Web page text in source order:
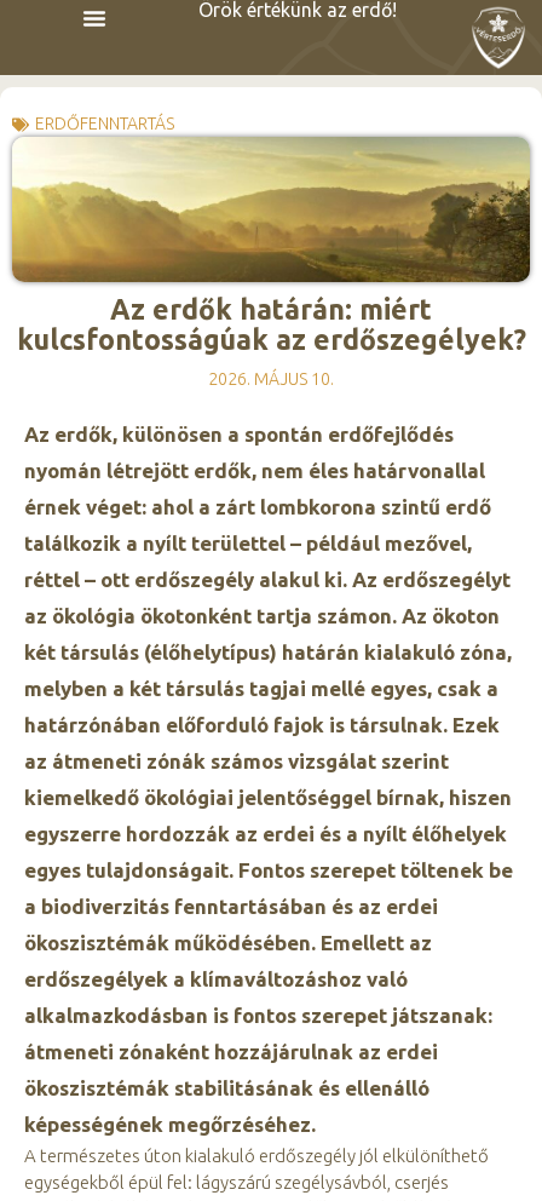
Örök értékünk az erdő!
ERDŐFENNTARTÁS
Az erdők határán: miért
kulcsfontosságúak az erdőszegélyek?
2026. MÁJUS 10.
Az erdők, különösen a spontán erdőfejlődés
nyomán létrejött erdők, nem éles határvonallal
érnek véget: ahol a zárt lombkorona szintű erdő
találkozik a nyílt területtel – például mezővel,
réttel – ott erdőszegély alakul ki. Az erdőszegélyt
az ökológia ökotonként tartja számon. Az ökoton
két társulás (élőhelytípus) határán kialakuló zóna,
melyben a két társulás tagjai mellé egyes, csak a
határzónában előforduló fajok is társulnak. Ezek
az átmeneti zónák számos vizsgálat szerint
kiemelkedő ökológiai jelentőséggel bírnak, hiszen
egyszerre hordozzák az erdei és a nyílt élőhelyek
egyes tulajdonságait. Fontos szerepet töltenek be
a biodiverzitás fenntartásában és az erdei
ökoszisztémák működésében. Emellett az
erdőszegélyek a klímaváltozáshoz való
alkalmazkodásban is fontos szerepet játszanak:
átmeneti zónaként hozzájárulnak az erdei
ökoszisztémák stabilitásának és ellenálló
képességének megőrzéséhez.
A természetes úton kialakuló erdőszegély jól elkülöníthető
egységekből épül fel: lágyszárú szegélysávból, cserjés